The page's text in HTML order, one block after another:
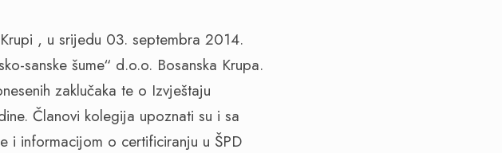
, u srijedu 03. septembra 2014.
sanske šume“ d.o.o. Bosanska Krupa.
zaklučaka te o Izvještaju
Članovi kolegija upoznati su i sa
informacijom o certificiranju u ŠPD